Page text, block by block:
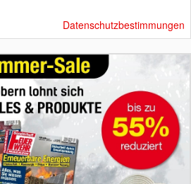
Datenschutzbestimmungen